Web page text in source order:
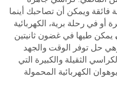
فائقة ويمكن أن تصاحبك أينما
في رحلة برية، الكهربائية
يمكن طيها في غضون ثانيتين
حل توفر الوقت والجهد
الثقيلة والكبيرة التي
الكهربائية المحمولة